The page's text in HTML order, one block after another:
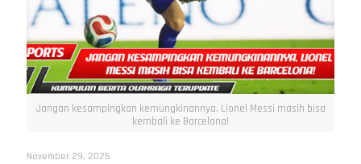
Jangan kesampingkan kemungkinannya, Lionel Messi masih bisa
kembali ke Barcelona!
November 29, 2025